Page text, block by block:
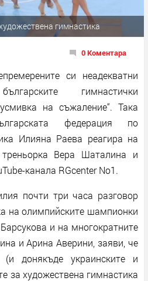
гимнастика
0 Коментара
си неадекватни
гимнастички
на съжаление“. Така
федерация по
Илияна Раева реагира на
Вера Шаталина и
канала RGcenter No1.
почти три часа разговор
на олимпийските шампионки
и на многократните
и Арина Аверини, заяви, че
(и донякъде украинските и
за художествена гимнастика